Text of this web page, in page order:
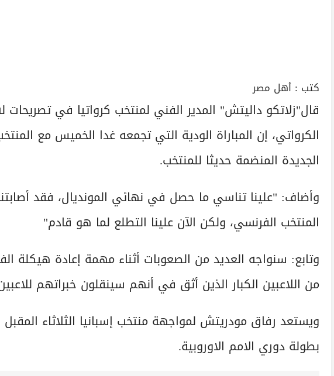
كتب : أهل مصر
قال"زلاتكو داليتش" المدير الفني لمنتخب كرواتيا في تصريحات
الكرواتي، إن المباراة الودية التي تجمعه غدا الخميس مع
الجديدة المنضمة حديثا للمنتخب.
وأضاف: "علينا تناسي ما حصل في نهائي المونديال، فقد
المنتخب الفرنسي، ولكن الآن علينا التطلع لما هو قادم"
وتابع: سنواجه العديد من الصعوبات أثناء مهمة إعادة هيكلة
من اللاعبين الكبار الذين أثق في أنهم سينقلون خبراتهم
ويستعد رفاق مودريتش لمواجهة منتخب إسبانيا الثلاثاء
بطولة دوري الامم الاوروبية.